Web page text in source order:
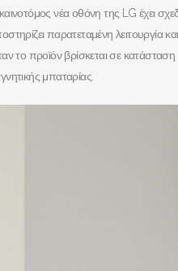
νέα οθόνη της LG έχει
παρατεταμένη λειτουργία
το προϊόν βρίσκεται σε
μπαταρίας.